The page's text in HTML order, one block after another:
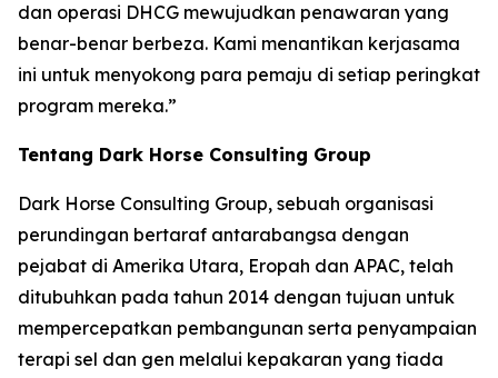
dan operasi DHCG mewujudkan penawaran yang
benar-benar berbeza. Kami menantikan kerjasama
ini untuk menyokong para pemaju di setiap peringkat
program mereka.”
Tentang Dark Horse Consulting Group
Dark Horse Consulting Group, sebuah organisasi
perundingan bertaraf antarabangsa dengan
pejabat di Amerika Utara, Eropah dan APAC, telah
ditubuhkan pada tahun 2014 dengan tujuan untuk
mempercepatkan pembangunan serta penyampaian
terapi sel dan gen melalui kepakaran yang tiada